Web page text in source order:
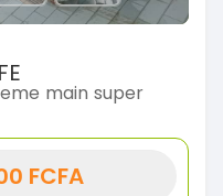
main super
FCFA